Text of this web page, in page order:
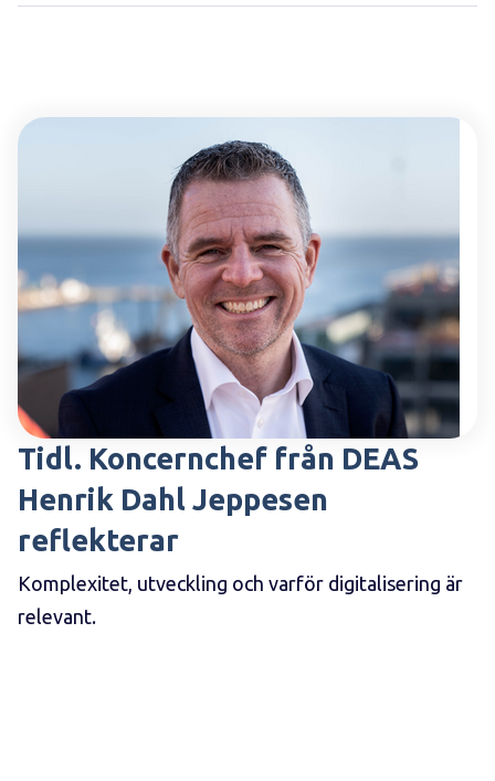
Tidl. Koncernchef från DEAS
Henrik Dahl Jeppesen
reflekterar
Komplexitet, utveckling och varför digitalisering är
relevant.